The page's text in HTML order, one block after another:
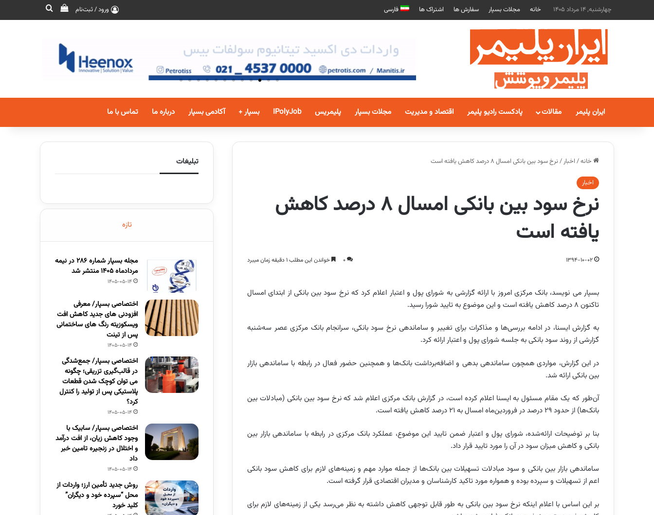
چهارشنبه, 14 مرداد 1405 خانه مجلات بسپار سفارش ها اشتراک ها فارسی ورود / ثبت‌نام
ایران پلیمر مقالات پادکست رادیو پلیمر اقتصاد و مدیریت مجلات بسپار پلیمریس IPolyJob بسپار + آکادمی بسپار درباره ما تماس با ما
خانه/ اخبار/ نرخ سود بین بانکی امسال 8 درصد کاهش یافته است
اخبار
نرخ سود بین بانکی امسال 8 درصد کاهش
یافته است
1394-10-02
0 خواندن این مطلب 1 دقیقه زمان میبرد
بسپار می نویسد، بانک مرکزی امروز با ارائه گزارشی به شورای پول و اعتبار اعلام کرد که نرخ سود بین بانکی از ابتدای امسال
تاکنون 8 درصد کاهش یافته است و این موضوع به تایید شورا رسید.
به گزارش ایسنا، در ادامه بررسی‌ها و مذاکرات برای تغییر و ساماندهی نرخ سود بانکی، سرانجام بانک مرکزی عصر سه‌شنبه
گزارشی از روند سود بانکی به جلسه شورای پول و اعتبار ارائه کرد.
در این گزارش، مواردی همچون ساماندهی بدهی و اضافه‌برداشت بانک‌ها و همچنین حضور فعال در رابطه با ساماندهی بازار
بین بانکی ارائه شد.
آن‌طور که یک مقام مسئول به ایسنا اعلام کرده است، در گزارش بانک مرکزی اعلام شد که نرخ سود بین بانکی (مبادلات بین
بانک‌ها) از حدود 29 درصد در فروردین‌ماه امسال به 21 درصد کاهش یافته است.
بنا بر توضیحات ارائه‌شده، شورای پول و اعتبار ضمن تایید این موضوع، عملکرد بانک مرکزی در رابطه با ساماندهی بازار بین
بانکی و کاهش میزان سود در آن را مورد تایید قرار داد.
ساماندهی بازار بین بانکی و سود مبادلات تسهیلات بین بانک‌ها از جمله موارد مهم و زمینه‌های لازم برای کاهش سود بانکی
اعم از تسهیلات و سپرده بوده و همواره مورد تاکید کارشناسان و مدیران اقتصادی قرار گرفته است.
بر این اساس با اعلام اینکه نرخ سود بین بانکی به طور قابل توجهی کاهش داشته به نظر می‌رسد یکی از زمینه‌های لازم برای
تبلیغات
تازه
مجله بسپار شماره 286 در نیمه
مردادماه 1405 منتشر شد
1405-05-14
اختصاصی بسپار/ معرفی
افزودنی های جدید کاهش افت
ویسکوزیته رنگ های ساختمانی
پس از تینت
1405-05-14
اختصاصی بسپار/ جمع‌شدگی
در قالب‌گیری تزریقی؛ چگونه
می توان کوچک شدن قطعات
پلاستیکی پس از تولید را کنترل
کرد؟
1405-05-14
اختصاصی بسپار/ سابیک با
وجود کاهش زیان، از افت درآمد
و اختلال در زنجیره تامین خبر
داد
1405-05-14
روش جدید تأمین ارز؛ واردات از
محل “سپرده خود و دیگران”
کلید خورد